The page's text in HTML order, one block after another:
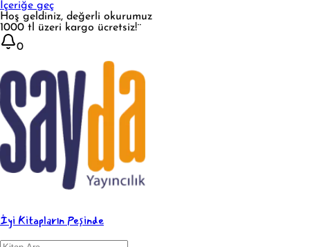
İçeriğe geç
Hoş geldiniz, değerli okurumuz
1000 tl üzeri kargo ücretsiz!¨
0
İyi Kitapların Peşinde